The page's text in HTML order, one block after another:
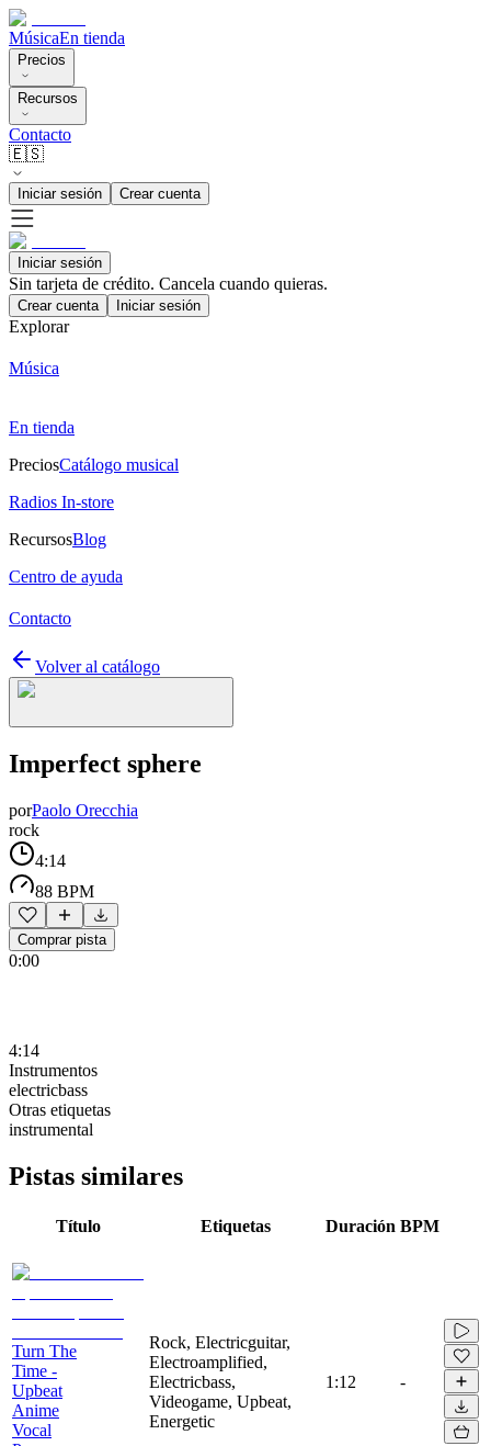
MúsicaEn tienda
Precios
Recursos
Contacto
🇪🇸
Iniciar sesión Crear cuenta
Iniciar sesión
Sin tarjeta de crédito. Cancela cuando quieras.
Crear cuenta Iniciar sesión
Explorar
Música
En tienda
PreciosCatálogo musical
Radios In-store
RecursosBlog
Centro de ayuda
Contacto
Volver al catálogo
Imperfect sphere
porPaolo Orecchia
rock
4:14
88 BPM
Comprar pista
0:00
4:14
Instrumentos
electricbass
Otras etiquetas
instrumental
Pistas similares
Título Etiquetas Duración BPM
Turn The
Time -
Upbeat
Anime
Vocal
Rock, Electricguitar,
Electroamplified,
Electricbass,
Videogame, Upbeat,
Energetic
1:12 -